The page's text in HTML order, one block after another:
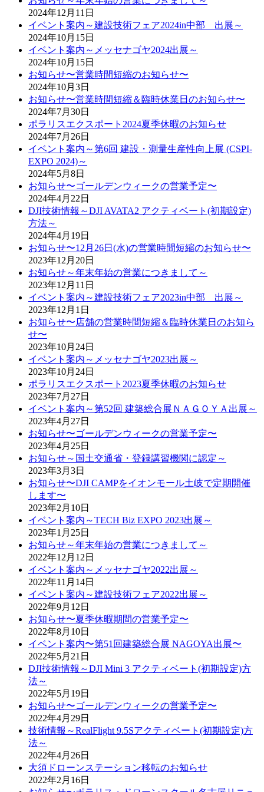
2024年12月11日
イベント案内～建設技術フェア2024in中部 出展～
2024年10月15日
イベント案内～メッセナゴヤ2024出展～
2024年10月15日
お知らせ〜営業時間短縮のお知らせ〜
2024年10月3日
お知らせ〜営業時間短縮＆臨時休業日のお知らせ〜
2024年7月30日
ポラリスエクスポート2024夏季休暇のお知らせ
2024年7月26日
イベント案内～第6回 建設・測量生産性向上展 (CSPI-
EXPO 2024)～
2024年5月8日
お知らせ〜ゴールデンウィークの営業予定〜
2024年4月22日
DJI技術情報～DJI AVATA2 アクティベート(初期設定)
方法～
2024年4月19日
お知らせ〜12月26日(水)の営業時間短縮のお知らせ〜
2023年12月20日
お知らせ～年末年始の営業につきまして～
2023年12月11日
イベント案内～建設技術フェア2023in中部 出展～
2023年12月1日
お知らせ〜店舗の営業時間短縮＆臨時休業日のお知ら
せ〜
2023年10月24日
イベント案内～メッセナゴヤ2023出展～
2023年10月24日
ポラリスエクスポート2023夏季休暇のお知らせ
2023年7月27日
イベント案内～第52回 建築総合展ＮＡＧＯＹＡ出展～
2023年4月27日
お知らせ〜ゴールデンウィークの営業予定〜
2023年4月25日
お知らせ～国土交通省・登録講習機関に認定～
2023年3月3日
お知らせ〜DJI CAMPをイオンモール土岐で定期開催
します〜
2023年2月10日
イベント案内～TECH Biz EXPO 2023出展～
2023年1月25日
お知らせ～年末年始の営業につきまして～
2022年12月12日
イベント案内～メッセナゴヤ2022出展～
2022年11月14日
イベント案内～建設技術フェア2022出展～
2022年9月12日
お知らせ〜夏季休暇期間の営業予定〜
2022年8月10日
イベント案内〜第51回建築総合展 NAGOYA出展〜
2022年5月21日
DJI技術情報～DJI Mini 3 アクティベート(初期設定)方
法～
2022年5月19日
お知らせ〜ゴールデンウィークの営業予定〜
2022年4月29日
技術情報～RealFlight 9.5Sアクティベート(初期設定)方
法～
2022年4月26日
大須ドローンステーション移転のお知らせ
2022年2月16日